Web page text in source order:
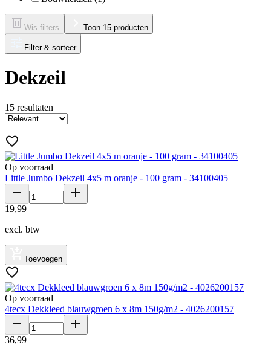
Wis filters Toon 15 producten
Filter & sorteer
Dekzeil
15 resultaten
Op voorraad
Little Jumbo Dekzeil 4x5 m oranje - 100 gram - 34100405
19,99
excl. btw
Toevoegen
Op voorraad
4tecx Dekkleed blauwgroen 6 x 8m 150g/m2 - 4026200157
36,99